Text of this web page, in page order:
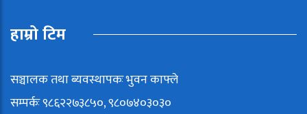
हाम्रो टिम
सञ्चालक तथा ब्यवस्थापकः भुवन काफ्ले
सम्पर्कः ९८६२२७३८५०, ९८०७४०३०३०